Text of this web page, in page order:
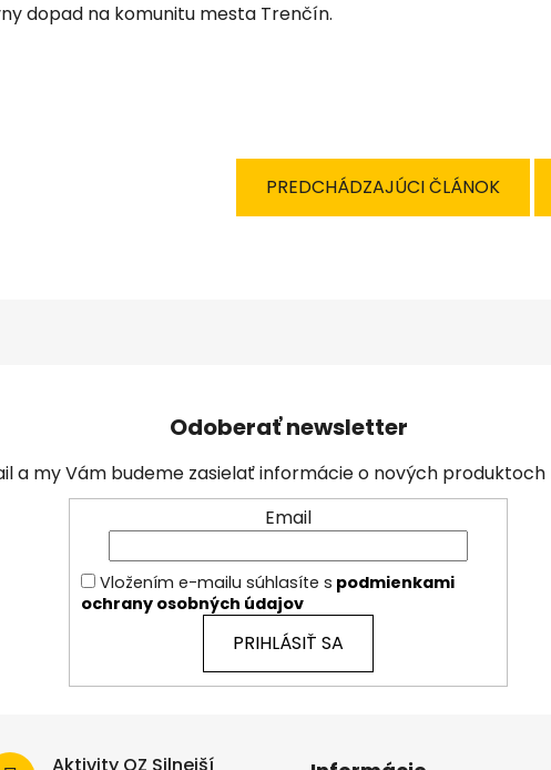
dopad na komunitu mesta Trenčín.
PREDCHÁDZAJÚCI ČLÁNOK
Odoberať newsletter
a my Vám budeme zasielať informácie o nových
Email
Vložením e-mailu súhlasíte s podmienkami
ochrany osobných údajov
PRIHLÁSIŤ SA